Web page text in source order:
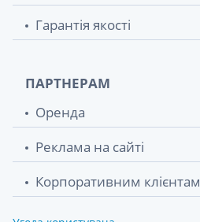
Гарантія якості
ПАРТНЕРАМ
Оренда
Реклама на сайті
Корпоративним клієнтам